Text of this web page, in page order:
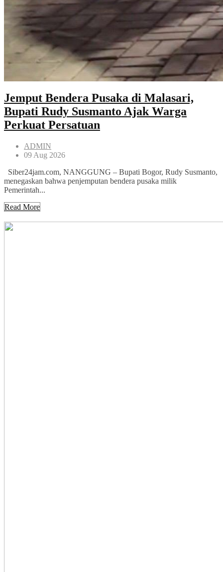
Jemput Bendera Pusaka di Malasari,
Bupati Rudy Susmanto Ajak Warga
Perkuat Persatuan
ADMIN
09 Aug 2026
Siber24jam.com, NANGGUNG – Bupati Bogor, Rudy Susmanto,
menegaskan bahwa penjemputan bendera pusaka milik
Pemerintah...
Read More